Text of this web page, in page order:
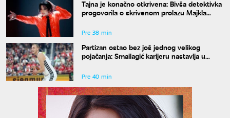
Tajna je konačno otkrivena: Bivša detektivka
progovorila o skrivenom prolazu Majkla
Pre 38 min
Partizan ostao bez još jednog velikog
pojačanja: Smailagić karijeru nastavlja u
Pre 40 min